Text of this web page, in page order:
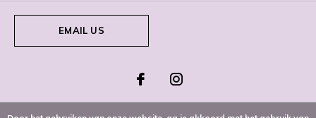
EMAIL US